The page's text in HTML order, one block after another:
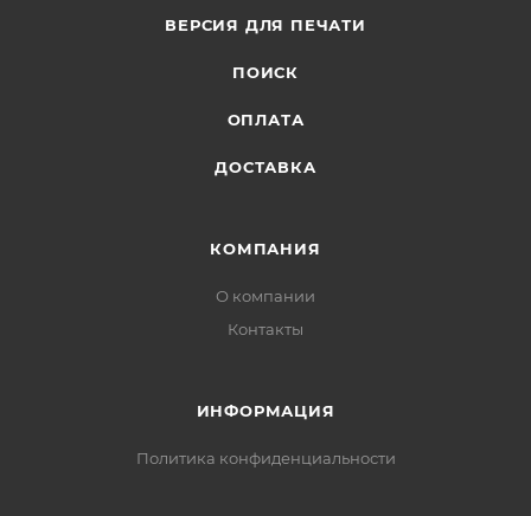
ВЕРСИЯ ДЛЯ ПЕЧАТИ
ПОИСК
ОПЛАТА
ДОСТАВКА
КОМПАНИЯ
О компании
Контакты
ИНФОРМАЦИЯ
Политика конфиденциальности